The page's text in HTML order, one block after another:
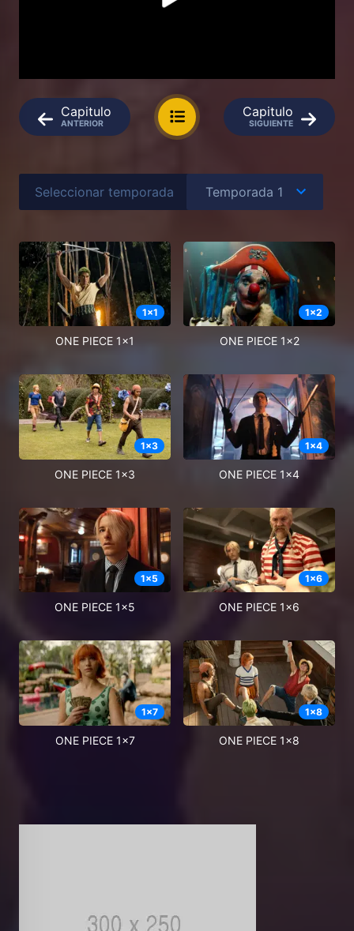
Capitulo
ANTERIOR
Capitulo
SIGUIENTE
Seleccionar temporada
1x1
ONE PIECE 1x1
1x2
ONE PIECE 1x2
1x3
ONE PIECE 1x3
1x4
ONE PIECE 1x4
1x5
ONE PIECE 1x5
1x6
ONE PIECE 1x6
1x7
ONE PIECE 1x7
1x8
ONE PIECE 1x8